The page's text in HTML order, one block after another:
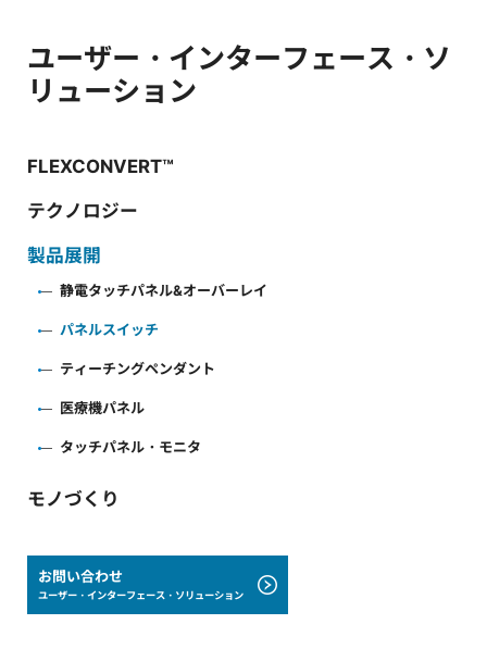
ユーザー・インターフェース・ソ
リューション
FLEXCONVERT™
テクノロジー
製品展開
静電タッチパネル&オーバーレイ
パネルスイッチ
ティーチングペンダント
医療機パネル
タッチパネル・モニタ
モノづくり
お問い合わせ
ユーザー・インターフェース・ソリューション